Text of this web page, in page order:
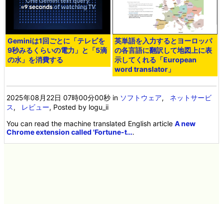
Geminiは1回ごとに「テレビを
9秒みるくらいの電力」と「5滴
の水」を消費する
英単語を入力するとヨーロッパ
の各言語に翻訳して地図上に表
示してくれる「European
word translator」
2025年08月22日 07時00分00秒 in ソフトウェア, ネットサービ
ス, レビュー, Posted by logu_ii
You can read the machine translated English articleA new
Chrome extension called 'Fortune-t….